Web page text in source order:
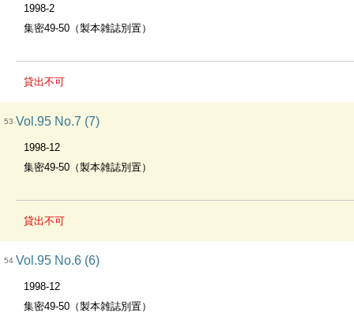
1998-2
集密49-50（製本雑誌別置）
貸出不可
53 Vol.95 No.7 (7)
1998-12
集密49-50（製本雑誌別置）
貸出不可
54 Vol.95 No.6 (6)
1998-12
集密49-50（製本雑誌別置）